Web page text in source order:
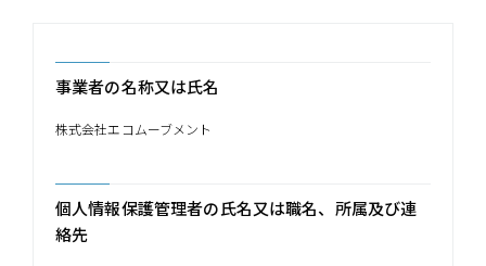
事業者の名称又は氏名
株式会社エコムーブメント
個人情報保護管理者の氏名又は職名、所属及び連
絡先